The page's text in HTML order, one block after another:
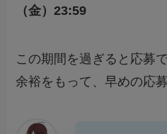
（金）23:59
この期間を過ぎると応募
余裕をもって、早めの応